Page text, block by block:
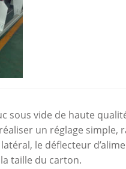
sous vide de haute
un réglage simple,
le déflecteur
taille du carton.